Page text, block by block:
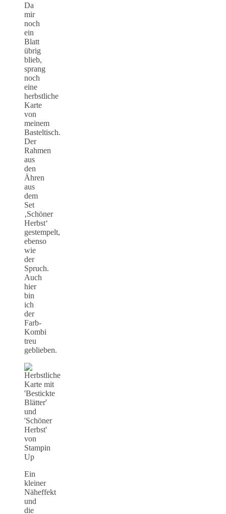
Da
mir
noch
ein
Blatt
übrig
blieb,
sprang
noch
eine
herbstliche
Karte
von
meinem
Basteltisch.
Der
Rahmen
aus
den
Ähren
aus
dem
Set
‚Schöner
Herbst‘
gestempelt,
ebenso
wie
der
Spruch.
Auch
hier
bin
ich
der
Farb-
Kombi
treu
geblieben.
Ein
kleiner
Näheffekt
und
die